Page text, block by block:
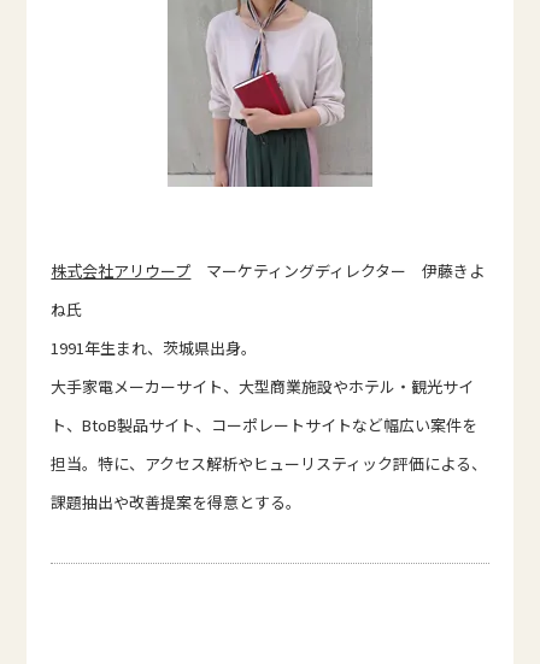
株式会社アリウープ マーケティングディレクター 伊藤きよ
ね氏
1991年生まれ、茨城県出身。
大手家電メーカーサイト、大型商業施設やホテル・観光サイ
ト、BtoB製品サイト、コーポレートサイトなど幅広い案件を
担当。特に、アクセス解析やヒューリスティック評価による、
課題抽出や改善提案を得意とする。